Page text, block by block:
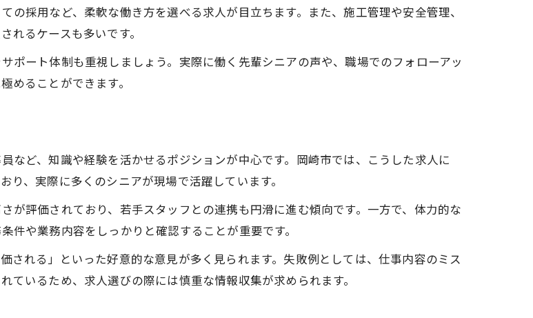
で注目される中高年に優しい環境
安心して働ける現場の建設求人
で選びたい中高年向け職場の特徴
活躍する建設現場の環境づくり
採用など、柔軟な働き方を選べる求人が目立ちます。また、施工管理や安全管理、
るケースも多いです。
ポート体制も重視しましょう。実際に働く先輩シニアの声や、職場でのフォローアッ
めることができます。
など、知識や経験を活かせるポジションが中心です。岡崎市では、こうした求人に
り、実際に多くのシニアが現場で活躍しています。
が評価されており、若手スタッフとの連携も円滑に進む傾向です。一方で、体力的な
や業務内容をしっかりと確認することが重要です。
される」といった好意的な意見が多く見られます。失敗例としては、仕事内容のミス
いるため、求人選びの際には慎重な情報収集が求められます。